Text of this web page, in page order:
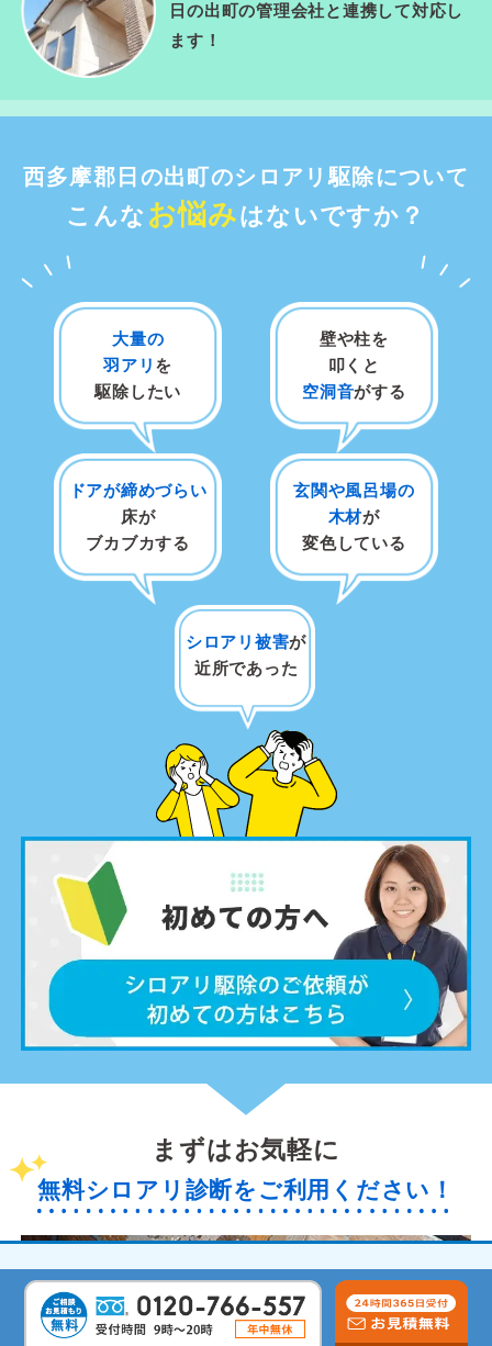
日の出町の管理会社と連携して対応し
ます！
西多摩郡日の出町のシロアリ駆除について
こんな お悩みはないですか？
大量の
羽アリ を
駆除したい
壁や柱を
叩くと
空洞音がする
ドアが締めづらい
床が
ブカブカする
玄関や風呂場の
木材が
変色している
シロアリ被害が
近所であった
まずはお気軽に
無料シロアリ診断をご利用ください！